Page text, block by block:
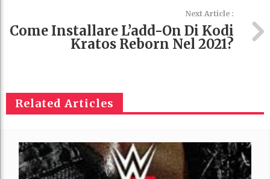
Next Article :
Come Installare L’add-On Di Kodi
Kratos Reborn Nel 2021?
Related Articles